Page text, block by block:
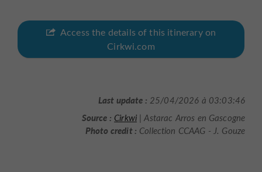
Access the details of this itinerary on
Cirkwi.com
Last update : 25/04/2026 à 03:03:46
Source : Cirkwi| Astarac Arros en Gascogne
Photo credit : Collection CCAAG - J. Gouze